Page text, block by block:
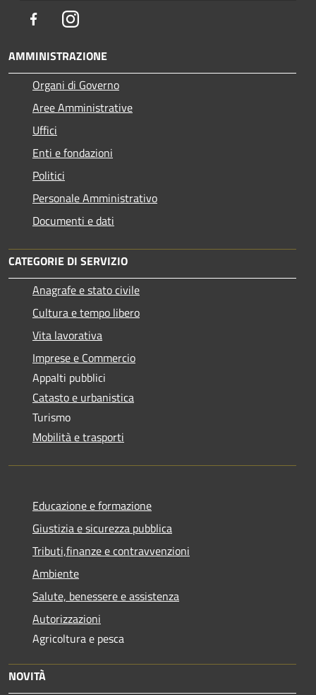
FacebookInstagram
AMMINISTRAZIONE
Organi di Governo
Aree Amministrative
Uffici
Enti e fondazioni
Politici
Personale Amministrativo
Documenti e dati
CATEGORIE DI SERVIZIO
Anagrafe e stato civile
Cultura e tempo libero
Vita lavorativa
Imprese e Commercio
Appalti pubblici
Catasto e urbanistica
Turismo
Mobilità e trasporti
Educazione e formazione
Giustizia e sicurezza pubblica
Tributi,finanze e contravvenzioni
Ambiente
Salute, benessere e assistenza
Autorizzazioni
Agricoltura e pesca
NOVITÀ